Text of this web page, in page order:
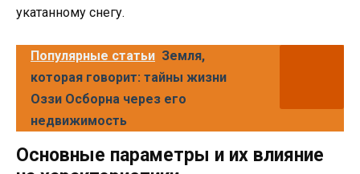
укатанному снегу.
Популярные статьи Земля,
которая говорит: тайны жизни
Оззи Осборна через его
недвижимость
Основные параметры и их влияние